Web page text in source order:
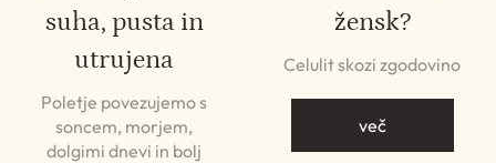
suha, pusta in
utrujena
Poletje povezujemo s
soncem, morjem,
dolgimi dnevi in bolj
žensk?
Celulit skozi zgodovino
več